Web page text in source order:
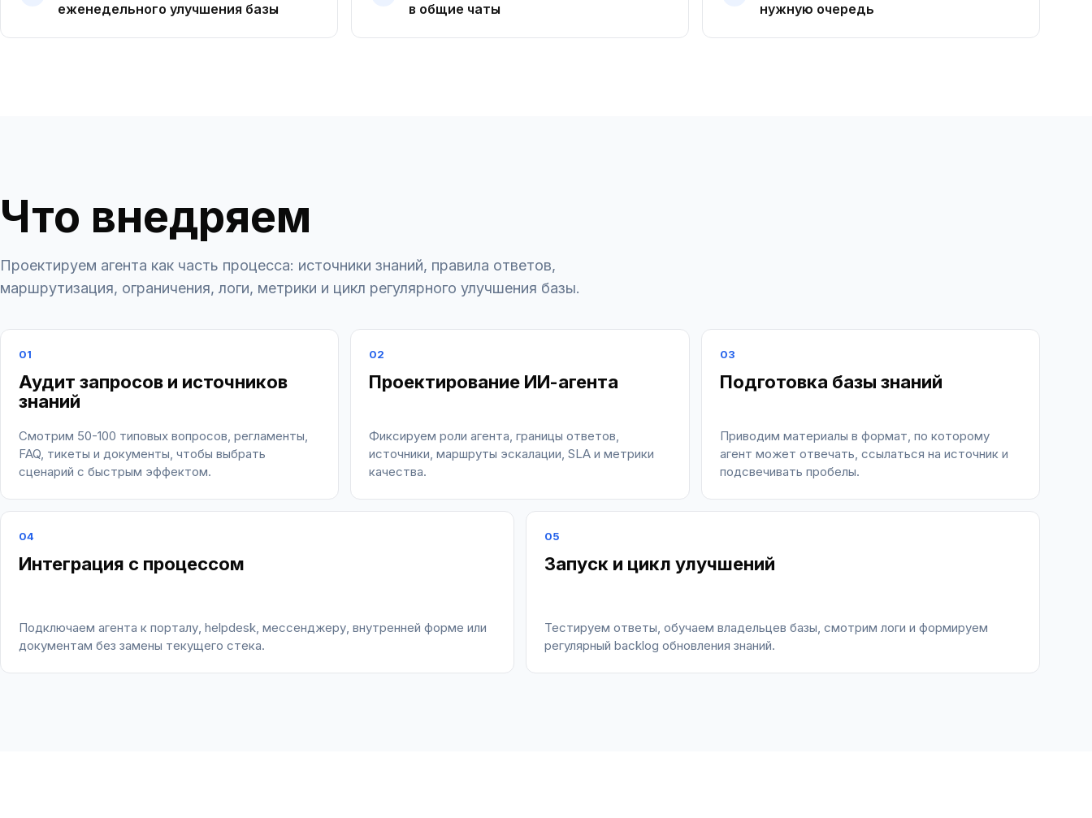
еженедельного улучшения базы
в общие чаты
нужную очередь
Что внедряем
Проектируем агента как часть процесса: источники знаний, правила ответов,
маршрутизация, ограничения, логи, метрики и цикл регулярного улучшения базы.
01
Аудит запросов и источников
знаний
Смотрим 50-100 типовых вопросов, регламенты,
FAQ, тикеты и документы, чтобы выбрать
сценарий с быстрым эффектом.
02
Проектирование ИИ-агента
Фиксируем роли агента, границы ответов,
источники, маршруты эскалации, SLA и метрики
качества.
03
Подготовка базы знаний
Приводим материалы в формат, по которому
агент может отвечать, ссылаться на источник и
подсвечивать пробелы.
04
Интеграция с процессом
Подключаем агента к порталу, helpdesk, мессенджеру, внутренней форме или
документам без замены текущего стека.
05
Запуск и цикл улучшений
Тестируем ответы, обучаем владельцев базы, смотрим логи и формируем
регулярный backlog обновления знаний.